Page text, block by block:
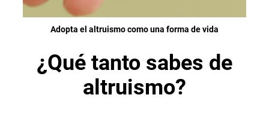
Adopta el altruismo como una forma de vida
¿Qué tanto sabes de
altruismo?